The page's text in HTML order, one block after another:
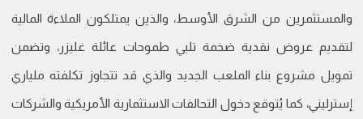
والمستثمرين من الشرق الأوسط، والذين يمتلكون الملاءة المالية
لتقديم عروض نقدية ضخمة تلبي طموحات عائلة غليزر، وتضمن
تمويل مشروع بناء الملعب الجديد والذي قد تتجاوز تكلفته ملياري
إسترليني، كما يُتوقع دخول التحالفات الاستثمارية الأمريكية والشركات